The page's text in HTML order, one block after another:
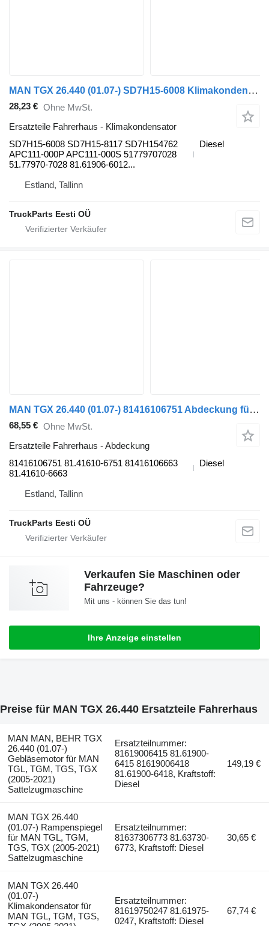
MAN TGX 26.440 (01.07-) SD7H15-6008 Klimakondensator für MAN TGL, TGM, TGS, TGX (2005-2021) Sattelzugmaschine
28,23 € Ohne MwSt.
Ersatzteile Fahrerhaus - Klimakondensator
SD7H15-6008 SD7H15-8117 SD7H154762
APC111-000P APC111-000S 51779707028
51.77970-7028 81.61906-6012...
Diesel
Estland, Tallinn
TruckParts Eesti OÜ
MAN TGX 26.440 (01.07-) 81416106751 Abdeckung für MAN TGL, TGM, TGS, TGX (2005-2021) Sattelzugmaschine
68,55 € Ohne MwSt.
Ersatzteile Fahrerhaus - Abdeckung
81416106751 81.41610-6751 81416106663
81.41610-6663
Diesel
Estland, Tallinn
TruckParts Eesti OÜ
Verkaufen Sie Maschinen oder
Fahrzeuge?
Mit uns - können Sie das tun!
Ihre Anzeige einstellen
Preise für MAN TGX 26.440 Ersatzteile Fahrerhaus
MAN MAN, BEHR TGX
26.440 (01.07-)
Gebläsemotor für MAN
TGL, TGM, TGS, TGX
(2005-2021)
Sattelzugmaschine
Ersatzteilnummer:
81619006415 81.61900-
6415 81619006418
81.61900-6418, Kraftstoff:
Diesel
149,19 €
MAN TGX 26.440
(01.07-) Rampenspiegel
für MAN TGL, TGM,
TGS, TGX (2005-2021)
Sattelzugmaschine
Ersatzteilnummer:
81637306773 81.63730-
6773, Kraftstoff: Diesel
30,65 €
MAN TGX 26.440
(01.07-)
Klimakondensator für
MAN TGL, TGM, TGS,
Ersatzteilnummer:
81619750247 81.61975-
0247, Kraftstoff: Diesel
67,74 €